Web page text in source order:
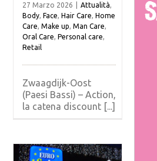
27 Marzo 2026 Attualità
Body, Face Hair Care Home
Care Make up Man Care
Oral Care Personal care
Retail
Zwaagdijk-Oost
(Paesi Bassi) – Action,
la catena discount [...]
Eurospin chiede ai